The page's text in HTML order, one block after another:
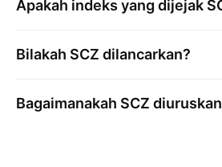
Apakah indeks yang dijejak
Bilakah SCZ dilancarkan?
Bagaimanakah SCZ